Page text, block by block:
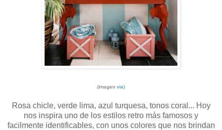
(imagen via)
Rosa chicle, verde lima, azul turquesa, tonos coral... Hoy
nos inspira uno de los estilos retro más famosos y
facilmente identificables, con unos colores que nos brindan